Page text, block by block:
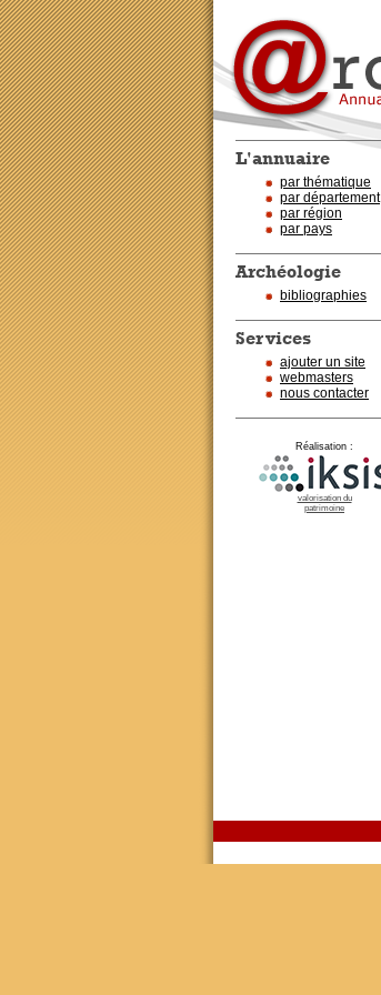
L'annuaire
par thématique
par département
par région
par pays
Archéologie
bibliographies
Services
ajouter un site
webmasters
nous contacter
Réalisation :
valorisation du
patrimoine